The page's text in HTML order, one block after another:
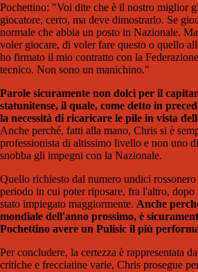
Pochettino: "Voi dite che è il nostro miglior
giocatore, certo, ma deve dimostrarlo. Se
normale che abbia un posto in Nazionale.
voler giocare, di voler fare questo o quello
ho firmato il mio contratto con la
tecnico. Non sono un manichino."
Parole sicuramente non dolci per il
statunitense, il quale, come detto in
la necessità di ricaricare le pile in vista
Anche perché, fatti alla mano, Chris si è
professionista di altissimo livello e non uno
snobba gli impegni con la Nazionale.
Quello richiesto dal numero undici rossonero
periodo in cui poter riposare, fra l'altro, dopo
stato impiegato maggiormente. Anche
mondiale dell'anno prossimo, è
Pochettino avere un Pulisic il più
Per concludere, la certezza è rappresentata
critiche e frecciatine varie, Chris prosegue